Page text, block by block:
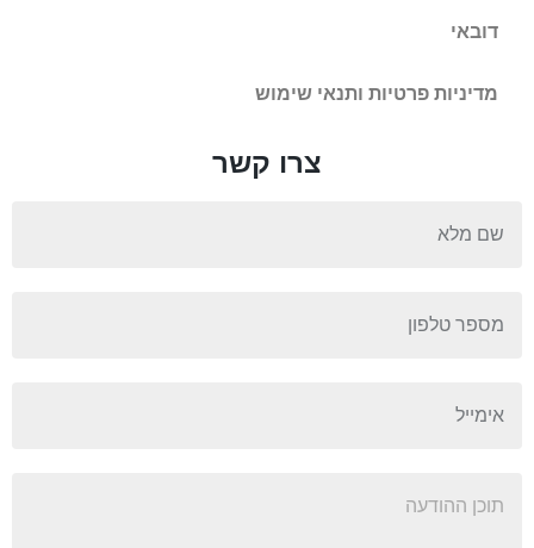
דובאי
מדיניות פרטיות ותנאי שימוש
צרו קשר